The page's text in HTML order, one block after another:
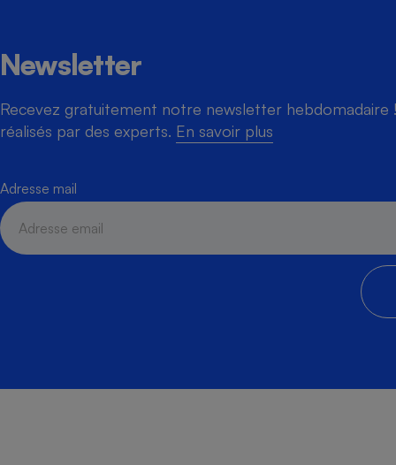
Newsletter
Recevez gratuitement notre newsletter hebdomadaire
réalisés par des experts. En savoir plus
Adresse mail